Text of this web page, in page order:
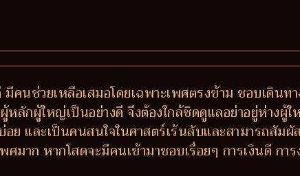
นช่วยเหลือเสมอโดยเฉพาะเพศตรงข้าม ชอบเดินท
ลักผู้ใหญ่เป็นอย่างดี จึงต้องใกล้ชิดดูแลอย่าอยู่ห่างผู้
อย และเป็นคนสนใจในศาสตร์เร้นลับและสามารถสัม
าก หากโสดจะมีคนเข้ามาชอบเรื่อยๆ การเงินดี กา